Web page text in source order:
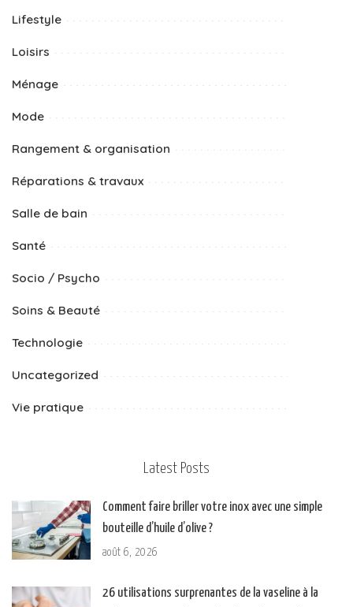
Lifestyle
Loisirs
Ménage
Mode
Rangement & organisation
Réparations & travaux
Salle de bain
Santé
Socio / Psycho
Soins & Beauté
Technologie
Uncategorized
Vie pratique
Latest Posts
Comment faire briller votre inox avec une simple
bouteille d’huile d’olive ?
août 6, 2026
26 utilisations surprenantes de la vaseline à la